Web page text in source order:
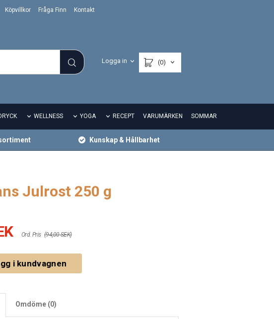
Köpvillkor Fråga Finn Kontakt
Logga in (0)
WELLNESS YOGA RECEPT VARUMÄRKEN SOMMAR
Kunskap & Hållbarhet
Julrost 250 g
Ord. Pris (94,00 SEK)
i kundvagnen
Omdöme (0)